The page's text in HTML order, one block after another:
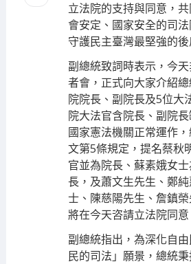
立法院的支持與同意，
會安定、國家安全的司
守護民主臺灣最堅強的後
副總統致詞時表示，今
者會，正式向大家介紹
院院長、副院長及5位大
院大法官含院長、副院
國家憲法機關正常運作
文第5條規定，提名蔡秋
官並為院長、蘇素娥女
長，及蕭文生先生、鄭
士、陳慈陽先生、詹鎮
將在今天咨請立法院同意
副總統指出，為深化自
民的司法」願景，總統